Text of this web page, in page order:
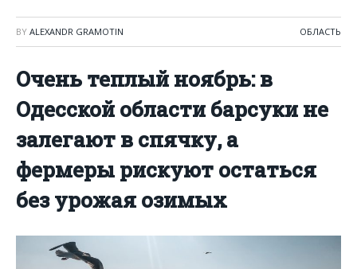
BY ALEXANDR GRAMOTIN ОБЛАСТЬ
Очень теплый ноябрь: в
Одесской области барсуки не
залегают в спячку, а
фермеры рискуют остаться
без урожая озимых